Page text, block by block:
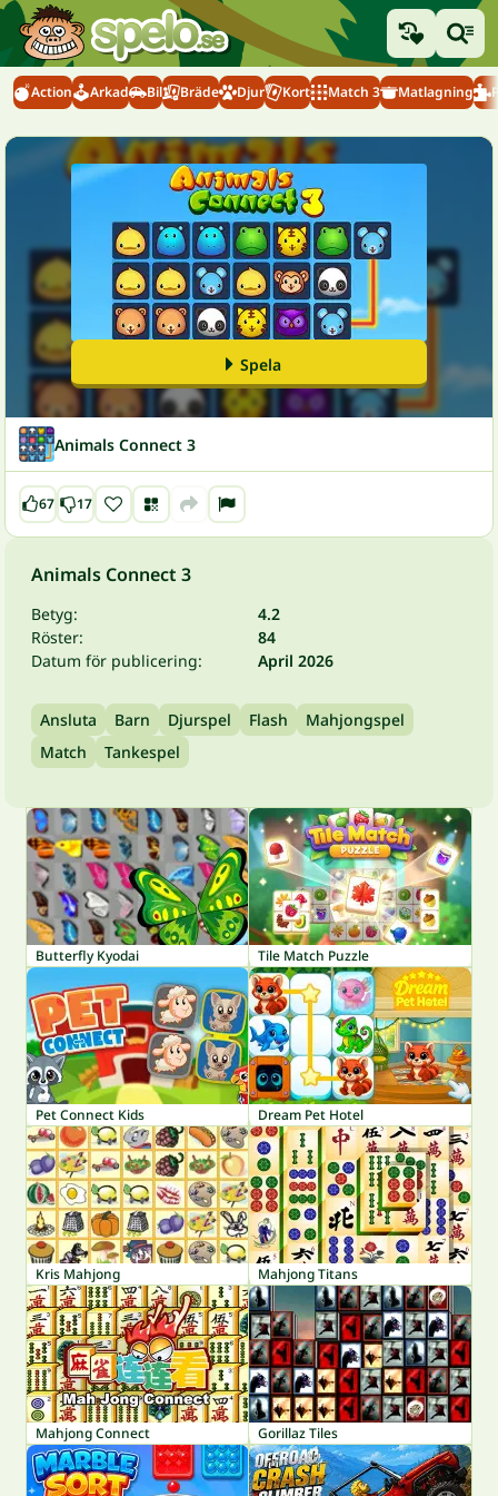
Action Arkad Bil Bräde Djur Kort Match 3 Matlagning
Spela
Animals Connect 3
67 17
Animals Connect 3
Betyg:
4.2
Röster:
84
Datum för publicering:
April 2026
Ansluta Barn Djurspel Flash
Mahjongspel
Match
Tankespel
Butterfly Kyodai Tile Match Puzzle
Pet Connect Kids Dream Pet Hotel
Kris Mahjong Mahjong Titans
Mahjong Connect Gorillaz Tiles